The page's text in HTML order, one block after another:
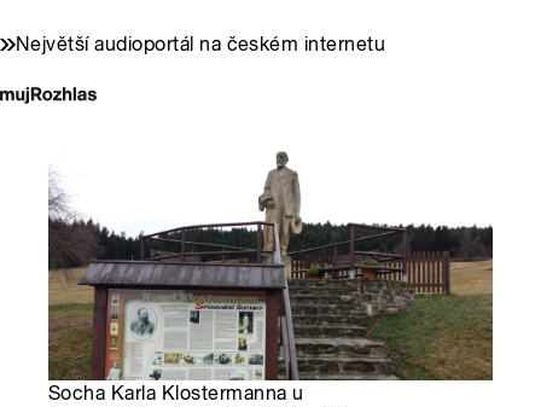
Největší audioportál na českém internetu
Socha Karla Klostermanna u